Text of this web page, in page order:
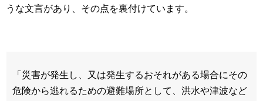
うな文言があり、その点を裏付けています。
「災害が発生し、又は発生するおそれがある場合にその
危険から逃れるための避難場所として、洪水や津波など